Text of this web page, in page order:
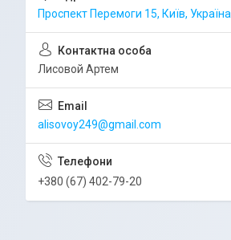
Проспект Перемоги 15, Київ, Україна
Лисовой Артем
alisovoy249@gmail.com
+380 (67) 402-79-20